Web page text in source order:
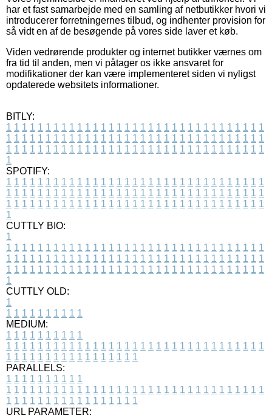
har et fast samarbejde med en samling af netbutikker hvori vi
introducerer forretningernes tilbud, og indhenter provision for
så vidt en af de besøgende på vores side laver et køb.
Viden vedrørende produkter og internet butikker værnes om
fra tid til anden, men vi påtager os ikke ansvaret for
modifikationer der kan være implementeret siden vi nyligst
opdaterede websitets informationer.
BITLY:
1 1 1 1 1 1 1 1 1 1 1 1 1 1 1 1 1 1 1 1 1 1 1 1 1 1 1 1 1 1 1 1 1
1 1 1 1 1 1 1 1 1 1 1 1 1 1 1 1 1 1 1 1 1 1 1 1 1 1 1 1 1 1 1 1 1
1 1 1 1 1 1 1 1 1 1 1 1 1 1 1 1 1 1 1 1 1 1 1 1 1 1 1 1 1 1 1 1 1
1
SPOTIFY:
1 1 1 1 1 1 1 1 1 1 1 1 1 1 1 1 1 1 1 1 1 1 1 1 1 1 1 1 1 1 1 1 1
1 1 1 1 1 1 1 1 1 1 1 1 1 1 1 1 1 1 1 1 1 1 1 1 1 1 1 1 1 1 1 1 1
1 1 1 1 1 1 1 1 1 1 1 1 1 1 1 1 1 1 1 1 1 1 1 1 1 1 1 1 1 1 1 1 1
1
CUTTLY BIO:
1
1 1 1 1 1 1 1 1 1 1 1 1 1 1 1 1 1 1 1 1 1 1 1 1 1 1 1 1 1 1 1 1 1
1 1 1 1 1 1 1 1 1 1 1 1 1 1 1 1 1 1 1 1 1 1 1 1 1 1 1 1 1 1 1 1 1
1 1 1 1 1 1 1 1 1 1 1 1 1 1 1 1 1 1 1 1 1 1 1 1 1 1 1 1 1 1 1 1 1
1
CUTTLY OLD:
1
1 1 1 1 1 1 1 1 1 1
MEDIUM:
1 1 1 1 1 1 1 1 1 1
1 1 1 1 1 1 1 1 1 1 1 1 1 1 1 1 1 1 1 1 1 1 1 1 1 1 1 1 1 1 1 1 1
1 1 1 1 1 1 1 1 1 1 1 1 1 1 1 1 1
PARALLELS:
1 1 1 1 1 1 1 1 1 1
1 1 1 1 1 1 1 1 1 1 1 1 1 1 1 1 1 1 1 1 1 1 1 1 1 1 1 1 1 1 1 1 1
1 1 1 1 1 1 1 1 1 1 1 1 1 1 1 1 1
URL PARAMETER: